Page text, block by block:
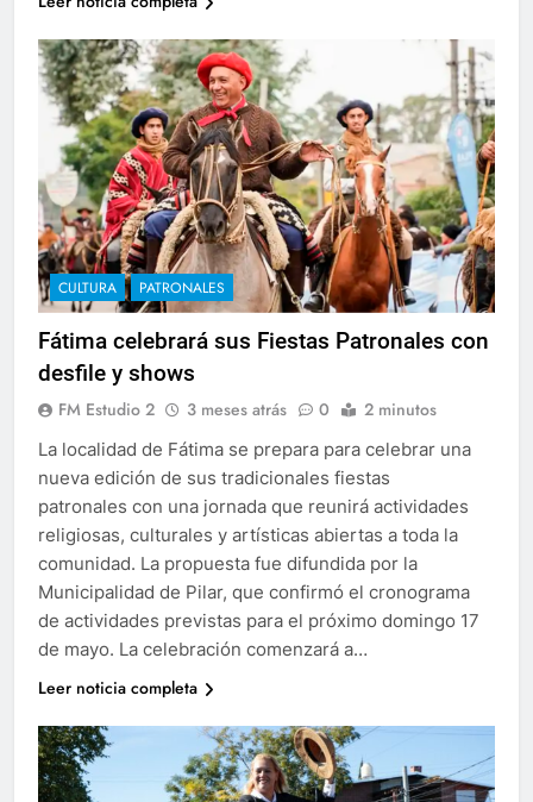
CULTURA PATRONALES
Fátima celebrará sus Fiestas Patronales con
desfile y shows
FM Estudio 2 3 meses atrás 0 2 minutos
La localidad de Fátima se prepara para celebrar una
nueva edición de sus tradicionales fiestas
patronales con una jornada que reunirá actividades
religiosas, culturales y artísticas abiertas a toda la
comunidad. La propuesta fue difundida por la
Municipalidad de Pilar, que confirmó el cronograma
de actividades previstas para el próximo domingo 17
de mayo. La celebración comenzará a…
Leer noticia completa